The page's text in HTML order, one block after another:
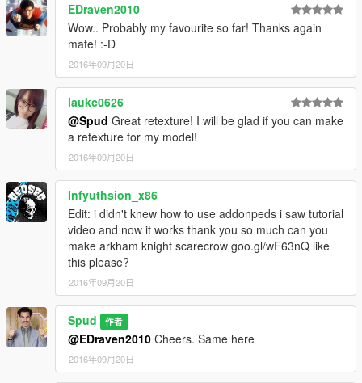
EDraven2010
Wow.. Probably my favourite so far! Thanks again
mate! :-D
2016年09月20日
laukc0626
@Spud Great retexture! I will be glad if you can make
a retexture for my model!
2016年09月20日
Infyuthsion_x86
Edit: i didn't knew how to use addonpeds i saw tutorial
video and now it works thank you so much can you
make arkham knight scarecrow goo.gl/wF63nQ like
this please?
2016年09月20日
Spud 作者
@EDraven2010 Cheers. Same here
2016年09月20日